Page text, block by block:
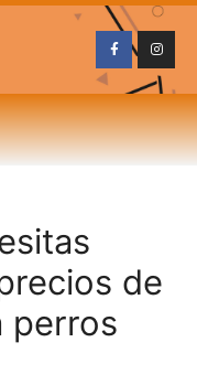
de
perros